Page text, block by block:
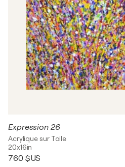
Expression 26
Acrylique sur Toile
20x16in
760 $US